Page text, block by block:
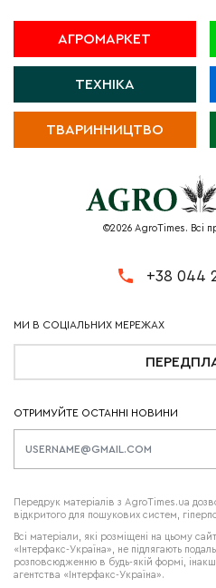
АГРОМАРКЕТ
ТЕХНІКА
ТВАРИННИЦТВО
©2026 AgroTimes. Всі
+38 044
ОТРИМУЙТЕ ОСТАННІ НОВИНИ
Передрук матеріалів з AgroTimes.ua
відкритого для пошукових систем,
Всі матеріали, які розміщені на цьому
«Інтерфакс-Україна», не підлягають
розповсюдженню в будь-якій формі,
агентства «Інтерфакс-Україна».